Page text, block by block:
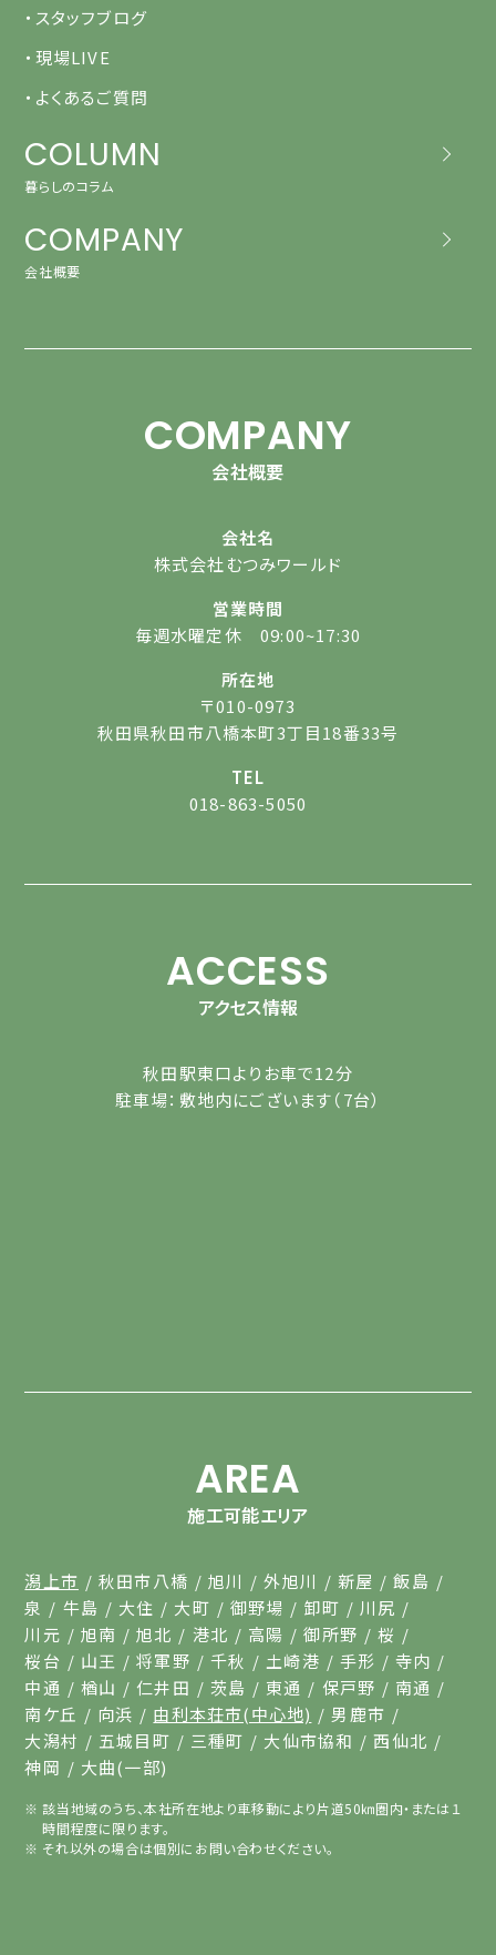
・スタッフブログ
・現場LIVE
・よくあるご質問
COLUMN
暮らしのコラム
COMPANY
会社概要
COMPANY
会社概要
会社名
株式会社むつみワールド
営業時間
毎週水曜定休 09:00~17:30
所在地
〒010-0973
秋田県秋田市八橋本町3丁目18番33号
TEL
018-863-5050
ACCESS
アクセス情報
秋田駅東口よりお車で12分
駐車場：敷地内にございます（7台）
AREA
施工可能エリア
潟上市 秋田市八橋 旭川 外旭川 新屋
飯島
泉
牛島 大住 大町 御野場 卸町
川尻
川元
旭南 旭北 港北 高陽 御所野
桜
桜台
山王 将軍野 千秋 土崎港 手形
寺内
中通
楢山 仁井田 茨島 東通 保戸野
南通
南ケ丘
向浜 由利本荘市(中心地)
男鹿市
大潟村
五城目町 三種町 大仙市協和
西仙北
神岡
大曲(一部)
該当地域のうち、本社所在地より車移動により片道50㎞圏内・または１
時間程度に限ります。
それ以外の場合は個別にお問い合わせください。